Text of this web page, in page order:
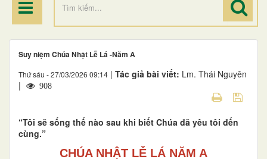
Suy niệm Chúa Nhật Lễ Lá -Năm A
Thứ sáu - 27/03/2026 09:14 | Tác giả bài viết: Lm. Thái Nguyên
|
908
“Tôi sẽ sống thế nào sau khi biết Chúa đã yêu tôi đến
cùng.”
CHÚA NHẬT LỄ LÁ NĂM A